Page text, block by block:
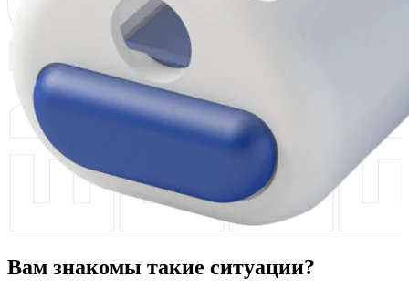
Вам знакомы такие ситуации?